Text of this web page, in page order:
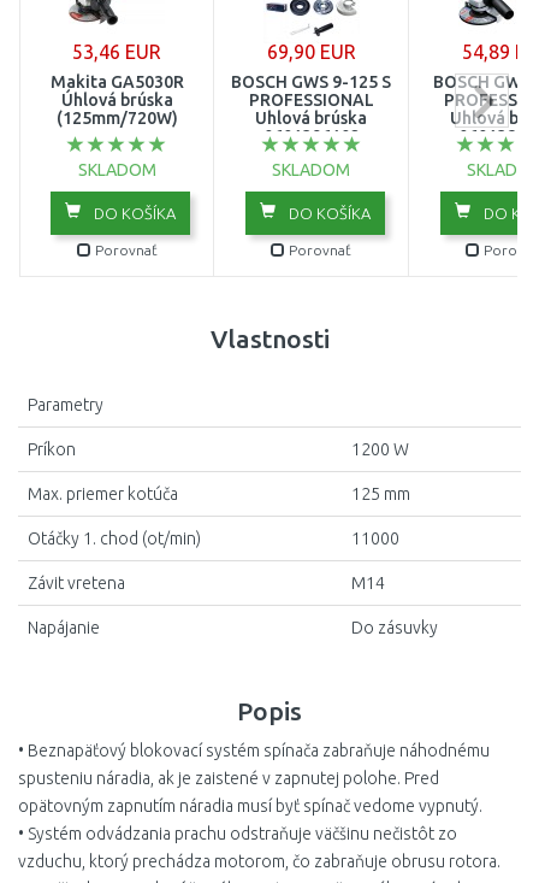
53,46 EUR
Makita GA5030R
Úhlová brúska
(125mm/720W)
SKLADOM
DO KOŠÍKA
Porovnať
69,90 EUR
BOSCH GWS 9-125 S
PROFESSIONAL
Uhlová brúska
0601396102
SKLADOM
DO KOŠÍKA
Porovnať
54,89
BOSCH GWS
Uhlová
DO
Popis
• Beznapäťový blokovací systém spínača zabraňuje náhodnému
spusteniu náradia, ak je zaistené v zapnutej polohe. Pred
opätovným zapnutím náradia musí byť spínač vedome vypnutý.
• Systém odvádzania prachu odstraňuje väčšinu nečistôt zo
vzduchu, ktorý prechádza motorom, čo zabraňuje obrusu rotora.
Vlastnosti
Parametry
Príkon 1200 W
Max. priemer kotúča 125 mm
Otáčky 1. chod (ot/min) 11000
Závit vretena M14
Napájanie Do zásuvky